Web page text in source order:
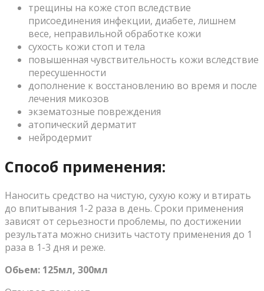
трещины на коже стоп вследствие
присоединения инфекции, диабете, лишнем
весе, неправильной обработке кожи
сухость кожи стоп и тела
повышенная чувствительность кожи вследствие
пересушенности
дополнение к восстановлению во время и после
лечения микозов
экзематозные повреждения
атопический дерматит
нейродермит
Способ применения:
Наносить средство на чистую, сухую кожу и втирать
до впитывания 1-2 раза в день. Сроки применения
зависят от серьезности проблемы, по достижении
результата можно снизить частоту применения до 1
раза в 1-3 дня и реже.
Обьем: 125мл, 300мл